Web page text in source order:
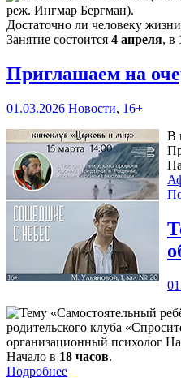
реж. Ингмар Бергман).
Достаточно ли человеку
Занятие состоится 4 апреля, в
Приглашаем на
01.03.2026 Новости, 16+
В
родительского клуба
организационный психолог
Начало в 18 часов.
Подробнее